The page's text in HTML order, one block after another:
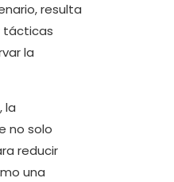
resulta
tácticas
la
la
no solo
reducir
una